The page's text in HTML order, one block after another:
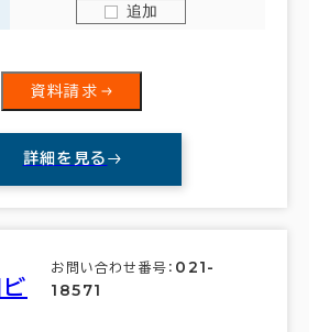
追加
資料請求
詳細を見る
ビ
お問い合わせ番号： 021-
18571